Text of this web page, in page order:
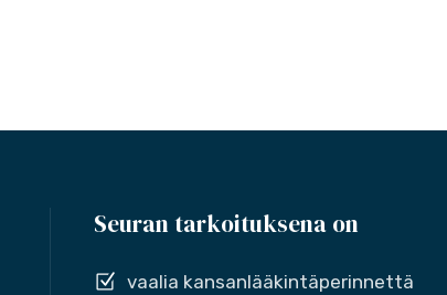
Seuran tarkoituksena on
vaalia kansanlääkintäperinnettä